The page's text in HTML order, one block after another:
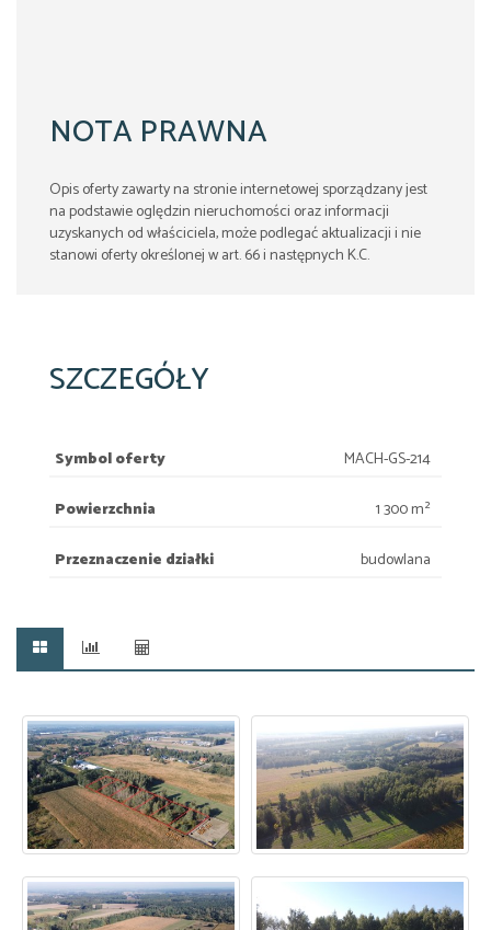
NOTA PRAWNA
Opis oferty zawarty na stronie internetowej sporządzany jest
na podstawie oględzin nieruchomości oraz informacji
uzyskanych od właściciela, może podlegać aktualizacji i nie
stanowi oferty określonej w art. 66 i następnych K.C.
SZCZEGÓŁY
Symbol oferty
MACH-GS-214
Powierzchnia
1 300 m²
Przeznaczenie działki
budowlana